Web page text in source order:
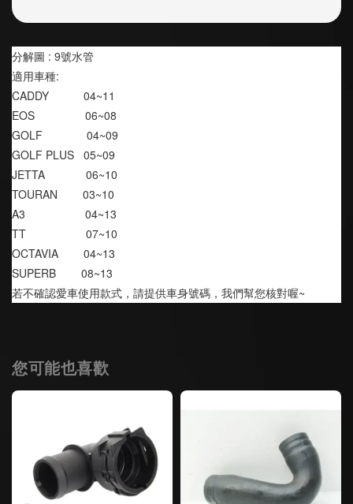
分解圖 : 9號水管
適用車種:
CADDY           04~11
EOS                06~08
GOLF              04~09
GOLF PLUS   05~09
JETTA             06~10
TOURAN        03~10
A3                   04~13
TT                   07~10
OCTAVIA        04~13
SUPERB        08~13
若不確認愛車使用款式，請提供車身號碼，我們幫您核對喔~
您可能也喜歡